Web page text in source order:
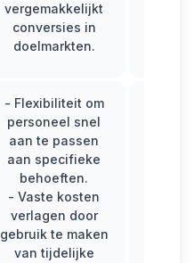
vergemakkelijkt
conversies in
doelmarkten.
- Flexibiliteit om
personeel snel
aan te passen
aan specifieke
behoeften.
- Vaste kosten
verlagen door
gebruik te maken
van tijdelijke